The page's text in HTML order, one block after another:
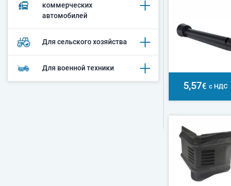
коммерческих
автомобилей
Для сельского хозяйства
Для военной техники
5,57€ с НДС